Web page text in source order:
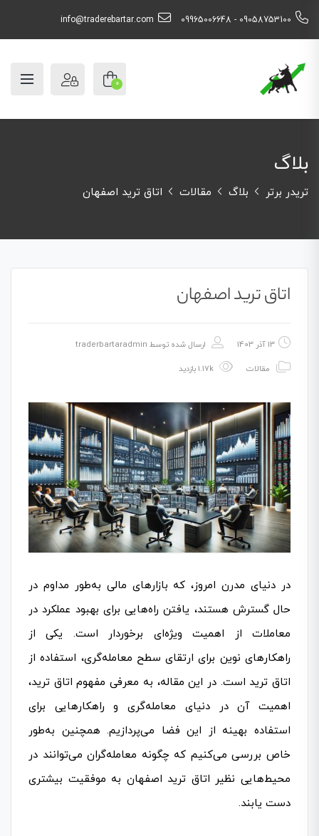
09058753100 - 09965006648
info@traderebartar.com
0
بلاگ
تریدر برتر بلاگ مقالات اتاق ترید اصفهان
اتاق ترید اصفهان
13 آذر 1403 ارسال شده توسط traderbartaradmin
مقالات
در دنیای مدرن امروز، که بازارهای مالی به‌طور مداوم در
حال گسترش هستند، یافتن راه‌هایی برای بهبود عملکرد در
معاملات از اهمیت ویژه‌ای برخوردار است. یکی از
راهکارهای نوین برای ارتقای سطح معامله‌گری، استفاده از
اتاق ترید است. در این مقاله، به معرفی مفهوم اتاق ترید،
اهمیت آن در دنیای معامله‌گری و راهکارهایی برای
استفاده بهینه از این فضا می‌پردازیم. همچنین به‌طور
خاص بررسی می‌کنیم که چگونه معامله‌گران می‌توانند در
محیط‌هایی نظیر اتاق ترید اصفهان به موفقیت بیشتری
دست یابند.